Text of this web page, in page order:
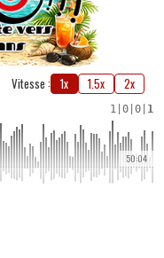
Vitesse : 1x 1.5x 2x
1 0 0 1
50:04